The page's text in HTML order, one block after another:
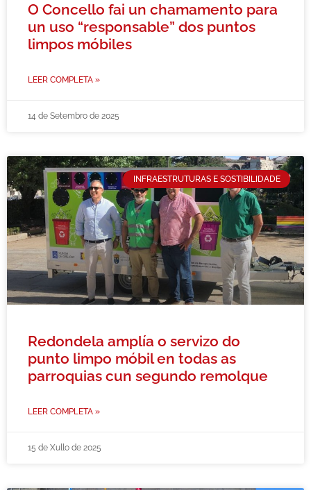
O Concello fai un chamamento para
un uso “responsable” dos puntos
limpos móbiles
LEER COMPLETA »
14 de Setembro de 2025
INFRAESTRUTURAS E SOSTIBILIDADE
Redondela amplía o servizo do
punto limpo móbil en todas as
parroquias cun segundo remolque
LEER COMPLETA »
15 de Xullo de 2025